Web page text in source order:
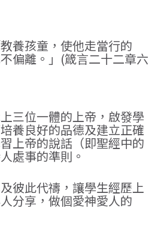
養孩童，使他走當行的
偏離。」(箴言二十二章六
三位一體的上帝，啟發學
養良好的品德及建立正確
上帝的說話（即聖經中的
處事的準則。
彼此代禱，讓學生經歷上
分享，做個愛神愛人的